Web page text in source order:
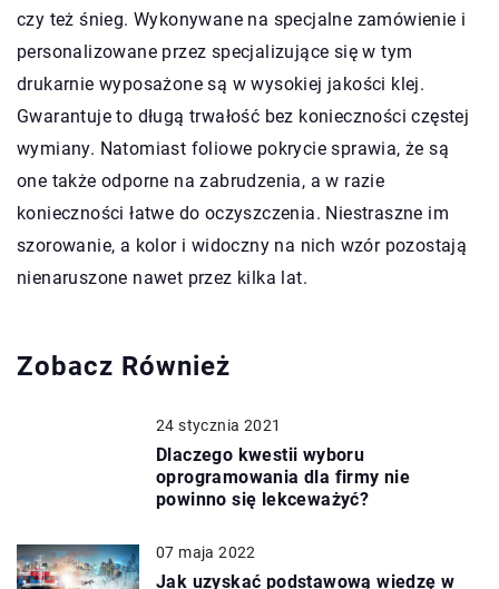
czy też śnieg. Wykonywane na specjalne zamówienie i
personalizowane przez specjalizujące się w tym
drukarnie wyposażone są w wysokiej jakości klej.
Gwarantuje to długą trwałość bez konieczności częstej
wymiany. Natomiast foliowe pokrycie sprawia, że są
one także odporne na zabrudzenia, a w razie
konieczności łatwe do oczyszczenia. Niestraszne im
szorowanie, a kolor i widoczny na nich wzór pozostają
nienaruszone nawet przez kilka lat.
Zobacz Również
24 stycznia 2021
Dlaczego kwestii wyboru
oprogramowania dla firmy nie
powinno się lekceważyć?
07 maja 2022
Jak uzyskać podstawową wiedzę w